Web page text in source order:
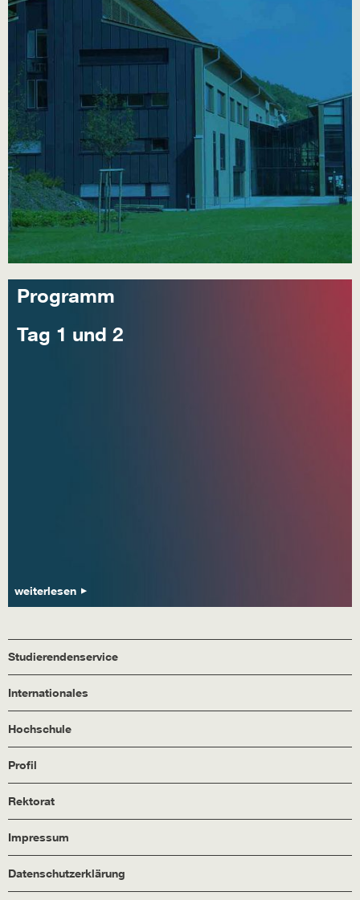
Programm
Tag 1 und 2
weiterlesen
Studierendenservice
Internationales
Hochschule
Profil
Rektorat
Impressum
Datenschutzerklärung